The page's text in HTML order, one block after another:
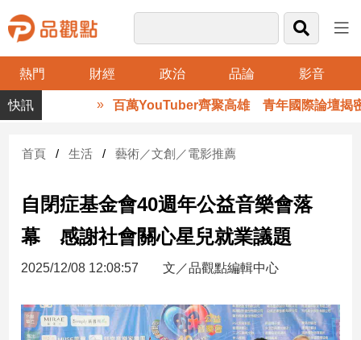
熱門 財經 政治 品論 影音
品
觀
財
台
財
新
產
經/
百萬YouTuber齊聚高雄 青年國際論壇揭密
首頁 生活 藝術／文創／電影推薦
自閉症基金會40週年公益音樂會落
幕 感謝社會關心星兒就業議題
2025/12/08 12:08:57 文／品觀點編輯中心